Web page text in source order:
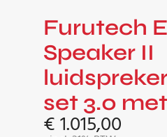
Furutech
Speaker II
set 3.0
€1.015,00